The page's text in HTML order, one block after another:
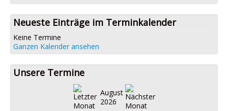
Neueste Einträge im Terminkalender
Keine Termine
Ganzen Kalender ansehen
Unsere Termine
August
2026